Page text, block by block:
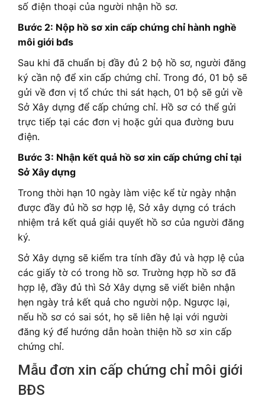
số điện thoại của người nhận hồ sơ.
Bước 2: Nộp hồ sơ xin cấp chứng chỉ hành nghề
môi giới bđs
Sau khi đã chuẩn bị đầy đủ 2 bộ hồ sơ, người đăng
ký cần nộ để xin cấp chứng chỉ. Trong đó, 01 bộ sẽ
gửi về đơn vị tổ chức thi sát hạch, 01 bộ sẽ gửi về
Sở Xây dựng để cấp chứng chỉ. Hồ sơ có thể gửi
trực tiếp tại các đơn vị hoặc gửi qua đường bưu
điện.
Bước 3: Nhận kết quả hồ sơ xin cấp chứng chỉ tại
Sở Xây dựng
Trong thời hạn 10 ngày làm việc kể từ ngày nhận
được đầy đủ hồ sơ hợp lệ, Sở xây dựng có trách
nhiệm trả kết quả giải quyết hồ sơ của người đăng
ký.
Sở Xây dựng sẽ kiểm tra tính đầy đủ và hợp lệ của
các giấy tờ có trong hồ sơ. Trường hợp hồ sơ đã
hợp lệ, đầy đủ thì Sở Xây dựng sẽ viết biên nhận
hẹn ngày trả kết quả cho người nộp. Ngược lại,
nếu hồ sơ có sai sót, họ sẽ liên hệ lại với người
đăng ký để hướng dẫn hoàn thiện hồ sơ xin cấp
chứng chỉ.
Mẫu đơn xin cấp chứng chỉ môi giới
BĐS